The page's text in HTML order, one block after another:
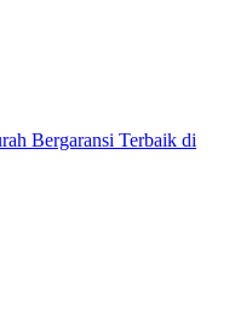
Bergaransi Terbaik di